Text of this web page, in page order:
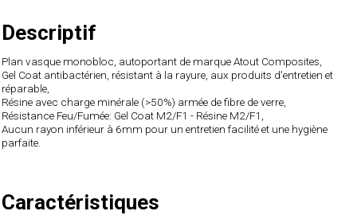
Descriptif
Plan vasque monobloc, autoportant de marque Atout Composites,
Gel Coat antibactérien, résistant à la rayure, aux produits d'entretien et
réparable,
Résine avec charge minérale (>50%) armée de fibre de verre,
Résistance Feu/Fumée: Gel Coat M2/F1 - Résine M2/F1,
Aucun rayon inférieur à 6mm pour un entretien facilité et une hygiène
parfaite.
Caractéristiques